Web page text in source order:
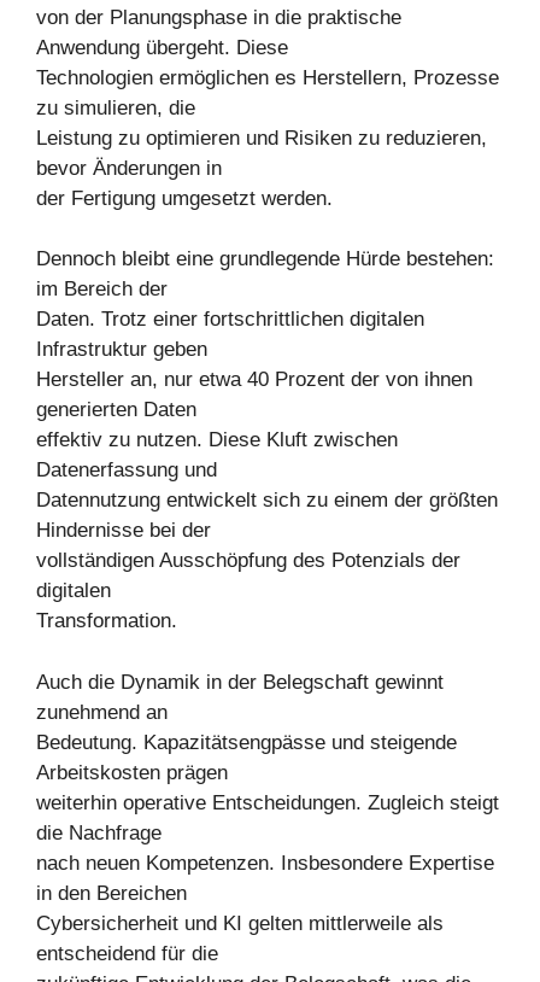
von der Planungsphase in die praktische
Anwendung übergeht. Diese
Technologien ermöglichen es Herstellern, Prozesse
zu simulieren, die
Leistung zu optimieren und Risiken zu reduzieren,
bevor Änderungen in
der Fertigung umgesetzt werden.
Dennoch bleibt eine grundlegende Hürde bestehen:
im Bereich der
Daten. Trotz einer fortschrittlichen digitalen
Infrastruktur geben
Hersteller an, nur etwa 40 Prozent der von ihnen
generierten Daten
effektiv zu nutzen. Diese Kluft zwischen
Datenerfassung und
Datennutzung entwickelt sich zu einem der größten
Hindernisse bei der
vollständigen Ausschöpfung des Potenzials der
digitalen
Transformation.
Auch die Dynamik in der Belegschaft gewinnt
zunehmend an
Bedeutung. Kapazitätsengpässe und steigende
Arbeitskosten prägen
weiterhin operative Entscheidungen. Zugleich steigt
die Nachfrage
nach neuen Kompetenzen. Insbesondere Expertise
in den Bereichen
Cybersicherheit und KI gelten mittlerweile als
entscheidend für die